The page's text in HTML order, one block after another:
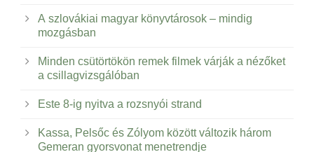
A szlovákiai magyar könyvtárosok – mindig
mozgásban
Minden csütörtökön remek filmek várják a nézőket
a csillagvizsgálóban
Este 8-ig nyitva a rozsnyói strand
Kassa, Pelsőc és Zólyom között változik három
Gemeran gyorsvonat menetrendje